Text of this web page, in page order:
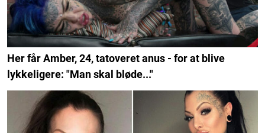
Her får Amber, 24, tatoveret anus - for at blive
lykkeligere: "Man skal bløde..."